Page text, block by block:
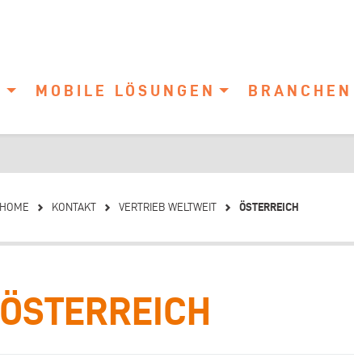
MOBILE LÖSUNGEN BRANCHEN
HOME KONTAKT VERTRIEB WELTWEIT ÖSTERREICH
ÖSTERREICH